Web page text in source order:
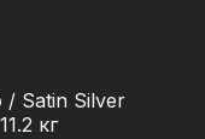
/ Satin Silver
кг